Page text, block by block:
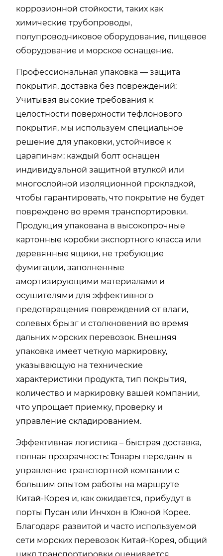
коррозионной стойкости, таких как
химические трубопроводы,
полупроводниковое оборудование, пищевое
оборудование и морское оснащение.
Профессиональная упаковка — защита
покрытия, доставка без повреждений:
Учитывая высокие требования к
целостности поверхности тефлонового
покрытия, мы используем специальное
решение для упаковки, устойчивое к
царапинам: каждый болт оснащен
индивидуальной защитной втулкой или
многослойной изоляционной прокладкой,
чтобы гарантировать, что покрытие не будет
повреждено во время транспортировки.
Продукция упакована в высокопрочные
картонные коробки экспортного класса или
деревянные ящики, не требующие
фумигации, заполненные
амортизирующими материалами и
осушителями для эффективного
предотвращения повреждений от влаги,
солевых брызг и столкновений во время
дальних морских перевозок. Внешняя
упаковка имеет четкую маркировку,
указывающую на технические
характеристики продукта, тип покрытия,
количество и маркировку вашей компании,
что упрощает приемку, проверку и
управление складированием.
Эффективная логистика – быстрая доставка,
полная прозрачность: Товары переданы в
управление транспортной компании с
большим опытом работы на маршруте
Китай-Корея и, как ожидается, прибудут в
порты Пусан или Инчхон в Южной Корее.
Благодаря развитой и часто используемой
сети морских перевозок Китай-Корея, общий
цикл транспортировки оценивается